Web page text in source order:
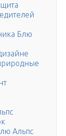
Блю
Альпс